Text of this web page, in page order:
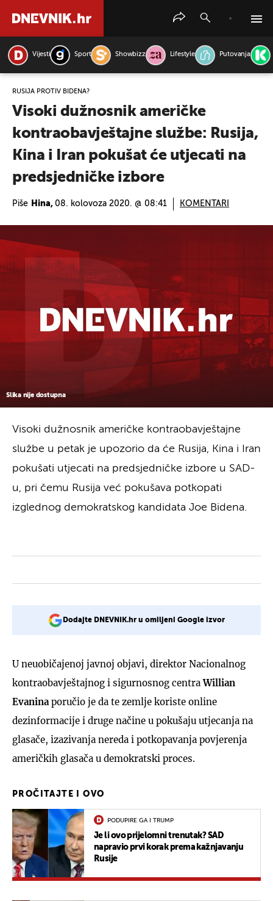
Vijesti Sport Showbizz Lifestyle Putovanja
RUSIJA PROTIV BIDENA?
Visoki dužnosnik američke
kontraobavještajne službe: Rusija,
Kina i Iran pokušat će utjecati na
predsjedničke izbore
Piše Hina, 08. kolovoza 2020. @ 08:41 KOMENTARI
Slika nije dostupna
Visoki dužnosnik američke kontraobavještajne
službe u petak je upozorio da će Rusija, Kina i Iran
pokušati utjecati na predsjedničke izbore u SAD-
u, pri čemu Rusija već pokušava potkopati
izglednog demokratskog kandidata Joe Bidena.
Dodajte DNEVNIK.hr u omiljeni Google izvor
U neuobičajenoj javnoj objavi, direktor Nacionalnog
kontraobavještajnog i sigurnosnog centraWillian
Evanina poručio je da te zemlje koriste online
dezinformacije i druge načine u pokušaju utjecanja na
glasače, izazivanja nereda i potkopavanja povjerenja
američkih glasača u demokratski proces.
PROČITAJTE I OVO
PODUPIRE GA I TRUMP
Je li ovo prijelomni trenutak? SAD
napravio prvi korak prema kažnjavanju
Rusije
PRETRAŽITE VIJESTI